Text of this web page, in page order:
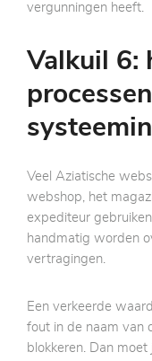
vergunningen heeft.
Valkuil 6:
Veel Aziatische
webshop, het
expediteur
handmatig worden
vertragingen.
Een verkeerde
fout in de naam van
blokkeren. Dan